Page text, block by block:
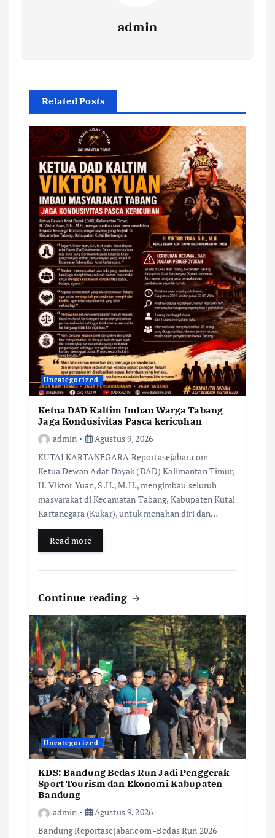
admin
Related Posts
Uncategorized
Ketua DAD Kaltim Imbau Warga Tabang
Jaga Kondusivitas Pasca kericuhan
admin
Agustus 9, 2026
KUTAI KARTANEGARA Reportasejabar.com –
Ketua Dewan Adat Dayak (DAD) Kalimantan Timur,
H. Viktor Yuan, S.H., M.H., mengimbau seluruh
masyarakat di Kecamatan Tabang, Kabupaten Kutai
Kartanegara (Kukar), untuk menahan diri dan…
Read more
Continue reading
Uncategorized
KDS: Bandung Bedas Run Jadi Penggerak
Sport Tourism dan Ekonomi Kabupaten
Bandung
admin
Agustus 9, 2026
Bandung Reportasejabar.com -Bedas Run 2026